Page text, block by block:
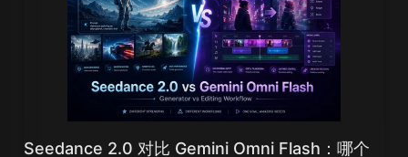
Seedance 2.0 对比 Gemini Omni Flash：哪个